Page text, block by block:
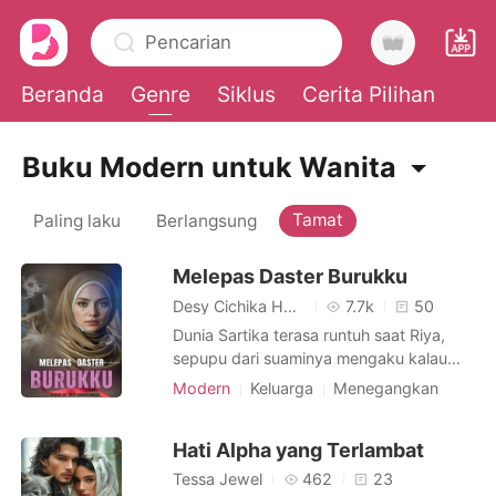
Pencarian
Beranda Genre Siklus Cerita Pilihan
Pengisian Ulang
Riwayat Membaca
Keluar
Buku Modern untuk Wanita
Paling laku Berlangsung Tamat
Melepas Daster Burukku
Desy Cichika Harish 7.7k
50
Dunia Sartika terasa runtuh saat Riya,
sepupu dari suaminya mengaku kalau
terjadi perselingkuhan antara dia dan
selama ini hancur berkeping-keping
seiring terkuaknya rahasia bahwa
Modern Keluarga
Menegangkan
Pengurus rumah
Licik
Jenius
Urban
Hati Alpha yang Terlambat
Tessa Jewel 462
23